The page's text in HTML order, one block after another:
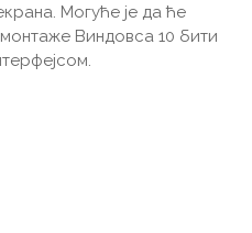
Могуће је да ће
монтаже Виндовса 10 бити